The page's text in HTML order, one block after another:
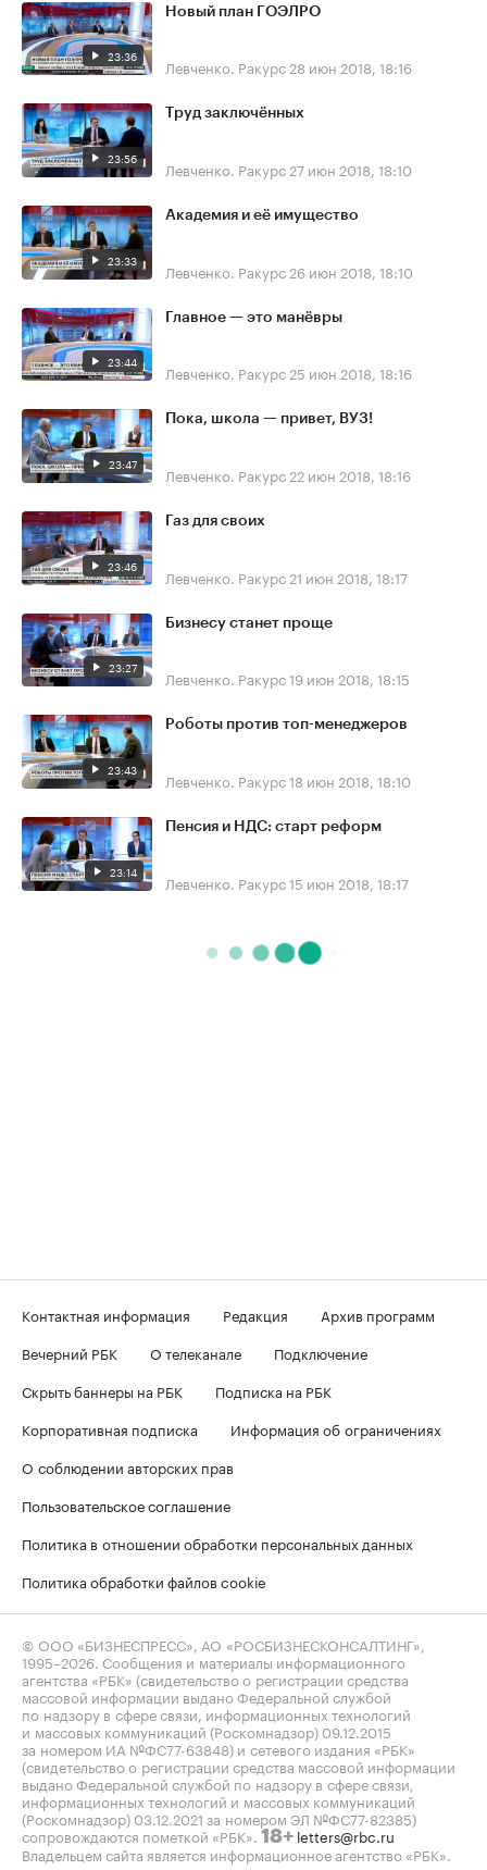
23:36
Новый план ГОЭЛРО
Левченко. Ракурс 28 июн 2018, 18:16
23:56
Труд заключённых
Левченко. Ракурс 27 июн 2018, 18:10
23:33
Академия и её имущество
Левченко. Ракурс 26 июн 2018, 18:10
23:44
Главное — это манёвры
Левченко. Ракурс 25 июн 2018, 18:16
23:47
Пока, школа — привет, ВУЗ!
Левченко. Ракурс 22 июн 2018, 18:16
23:46
Газ для своих
Левченко. Ракурс 21 июн 2018, 18:17
23:27
Бизнесу станет проще
Левченко. Ракурс19 июн 2018, 18:15
23:43
Роботы против топ-менеджеров
Левченко. Ракурс18 июн 2018, 18:10
23:14
Пенсия и НДС: старт реформ
Левченко. Ракурс15 июн 2018, 18:17
Контактная информация Редакция
Архив программ
Вечерний РБК
О телеканале
Подключение
Скрыть баннеры на РБК
Подписка на РБК
Корпоративная подписка
Информация об ограничениях
О соблюдении авторских прав
Пользовательское соглашение
Политика в отношении обработки персональных данных
Политика обработки файлов cookie
© ООО «БИЗНЕСПРЕСС», АО «РОСБИЗНЕСКОНСАЛТИНГ»,
1995–2026 . Сообщения и материалы информационного
агентства «РБК» (свидетельство о регистрации средства
массовой информации выдано Федеральной службой
по надзору в сфере связи, информационных технологий
и массовых коммуникаций (Роскомнадзор) 09.12.2015
за номером ИА №ФС77-63848) и сетевого издания «РБК»
(свидетельство о регистрации средства массовой информации
выдано Федеральной службой по надзору в сфере связи,
информационных технологий и массовых коммуникаций
(Роскомнадзор) 03.12.2021 за номером ЭЛ №ФС77-82385)
сопровождаются пометкой «РБК». 18+ letters@rbc.ru
Владельцем сайта является информационное агентство «РБК».